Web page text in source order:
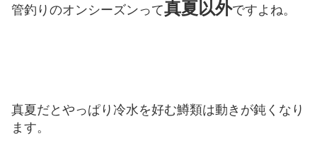
管釣りのオンシーズンって真夏以外ですよね。
真夏だとやっぱり冷水を好む鱒類は動きが鈍くなり
ます。